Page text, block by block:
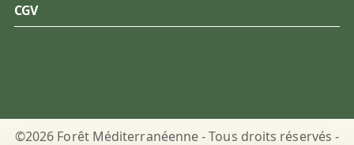
CGV
©2026 Forêt Méditerranéenne - Tous droits réservés -